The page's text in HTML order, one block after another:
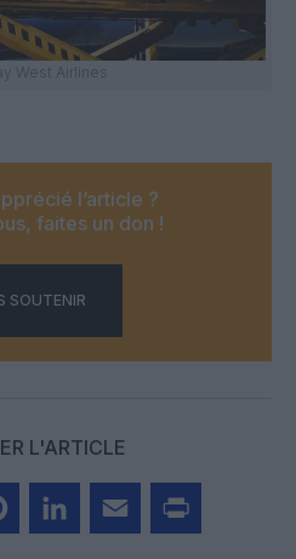
West Airlines
l’article ?
faites un don !
SOUTENIR
L'ARTICLE